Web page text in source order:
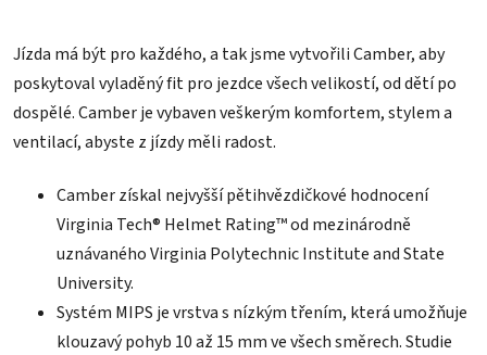
5
hvězdiček.
Jízda má být pro každého, a tak jsme vytvořili Camber, aby
poskytoval vyladěný fit pro jezdce všech velikostí, od dětí po
dospělé. Camber je vybaven veškerým komfortem, stylem a
ventilací, abyste z jízdy měli radost.
Camber získal nejvyšší pětihvězdičkové hodnocení
Virginia Tech® Helmet Rating™ od mezinárodně
uznávaného Virginia Polytechnic Institute and State
University.
Systém MIPS je vrstva s nízkým třením, která umožňuje
klouzavý pohyb 10 až 15 mm ve všech směrech. Studie